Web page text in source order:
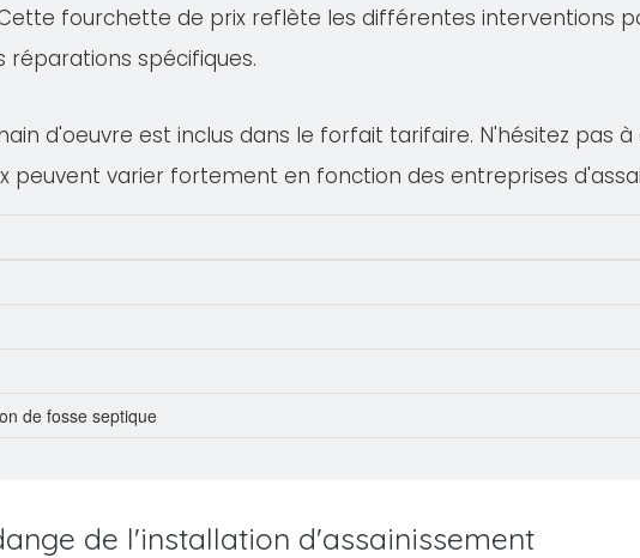
fourchette de prix reflète les différentes interventions
réparations spécifiques.
d'oeuvre est inclus dans le forfait tarifaire. N'hésitez pas
peuvent varier fortement en fonction des entreprises
de fosse septique
de l'installation d'assainissement